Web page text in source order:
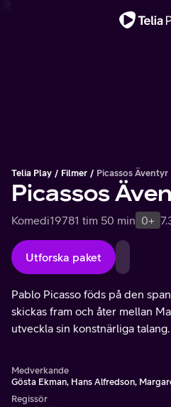
Telia Play Filmer Picassos Äventyr
Picassos
Komedi19781 tim 50 min 0+
Utforska paket
Pablo Picasso föds på den
skickas fram och åter mellan
utveckla sin konstnärliga
Medverkande
Gösta Ekman, Hans Alfredson,
Regissör